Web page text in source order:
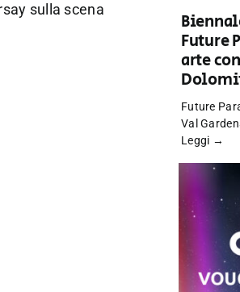
sulla scena
Future
arte
Future
Val
Leggi →